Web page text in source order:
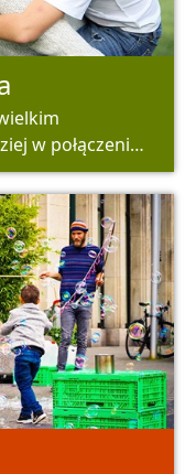
w połączeniu
szeroki